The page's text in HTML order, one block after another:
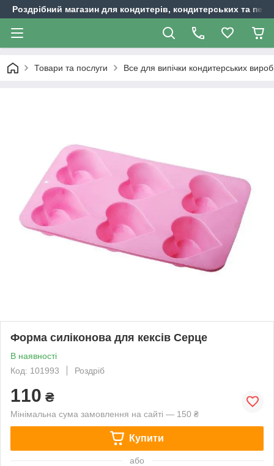
Роздрібний магазин для кондитерів, кондитерських та
Товари та послуги Все для випічки кондитерських
Форма силіконова для кексів Серце
В наявності
Код: 101993
Роздріб
110 ₴
Мінімальна сума замовлення на сайті — 150 ₴
Купити
або